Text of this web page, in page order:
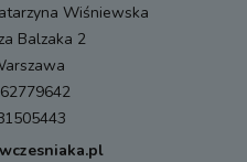
Wiśniewska
Balzaka 2